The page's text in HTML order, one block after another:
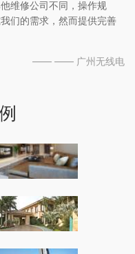
维修公司不同，操作规
们的需求，然而提供完善
—— —— 广州无线电